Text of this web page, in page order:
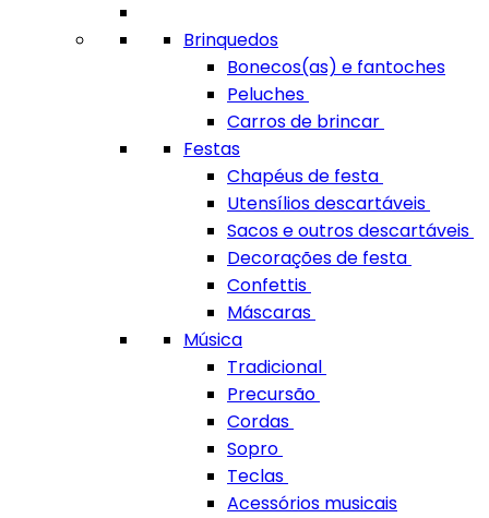
Brinquedos
Bonecos(as) e fantoches
Peluches
Carros de brincar
Festas
Chapéus de festa
Utensílios descartáveis
Sacos e outros descartáveis
Decorações de festa
Confettis
Máscaras
Música
Tradicional
Precursão
Cordas
Sopro
Teclas
Acessórios musicais